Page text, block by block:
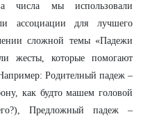
числа мы использовали
ассоциации для лучшего
сложной темы «Падежи
жесты, которые помогают
Родителный падеж –
как будто машем головой
Предложный падеж –